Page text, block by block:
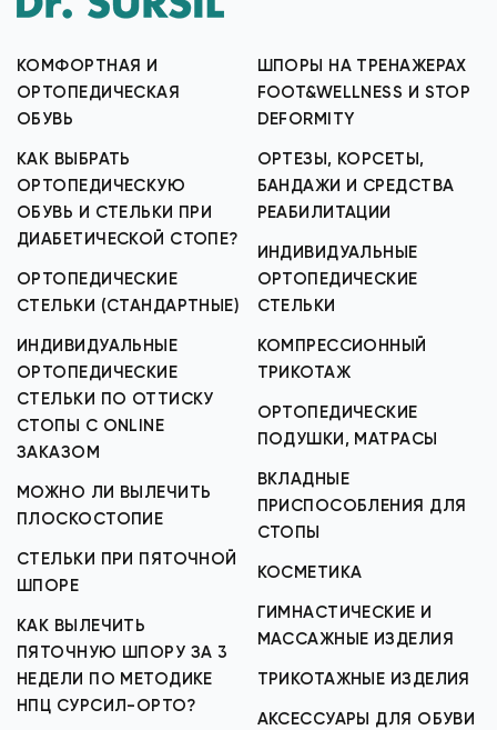
КОМФОРТНАЯ И
ОРТОПЕДИЧЕСКАЯ
ОБУВЬ
КАК ВЫБРАТЬ
ОРТОПЕДИЧЕСКУЮ
ОБУВЬ И СТЕЛЬКИ ПРИ
ДИАБЕТИЧЕСКОЙ СТОПЕ?
ОРТОПЕДИЧЕСКИЕ
СТЕЛЬКИ (СТАНДАРТНЫЕ)
ИНДИВИДУАЛЬНЫЕ
ОРТОПЕДИЧЕСКИЕ
СТЕЛЬКИ ПО ОТТИСКУ
СТОПЫ С ONLINE
ЗАКАЗОМ
МОЖНО ЛИ ВЫЛЕЧИТЬ
ПЛОСКОСТОПИЕ
СТЕЛЬКИ ПРИ ПЯТОЧНОЙ
ШПОРЕ
КАК ВЫЛЕЧИТЬ
ПЯТОЧНУЮ ШПОРУ ЗА 3
НЕДЕЛИ ПО МЕТОДИКЕ
НПЦ СУРСИЛ-ОРТО?
ШПОРЫ НА ТРЕНАЖЕРАХ
FOOT&WELLNESS И STOP
DEFORMITY
ОРТЕЗЫ, КОРСЕТЫ,
БАНДАЖИ И СРЕДСТВА
РЕАБИЛИТАЦИИ
ИНДИВИДУАЛЬНЫЕ
ОРТОПЕДИЧЕСКИЕ
СТЕЛЬКИ
КОМПРЕССИОННЫЙ
ТРИКОТАЖ
ОРТОПЕДИЧЕСКИЕ
ПОДУШКИ, МАТРАСЫ
ВКЛАДНЫЕ
ПРИСПОСОБЛЕНИЯ ДЛЯ
СТОПЫ
КОСМЕТИКА
ГИМНАСТИЧЕСКИЕ И
МАССАЖНЫЕ ИЗДЕЛИЯ
ТРИКОТАЖНЫЕ ИЗДЕЛИЯ
АКСЕССУАРЫ ДЛЯ ОБУВИ